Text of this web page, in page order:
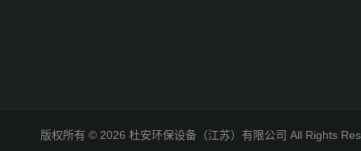
版权所有 © 2026 杜安环保设备（江苏）有限公司 All Rights